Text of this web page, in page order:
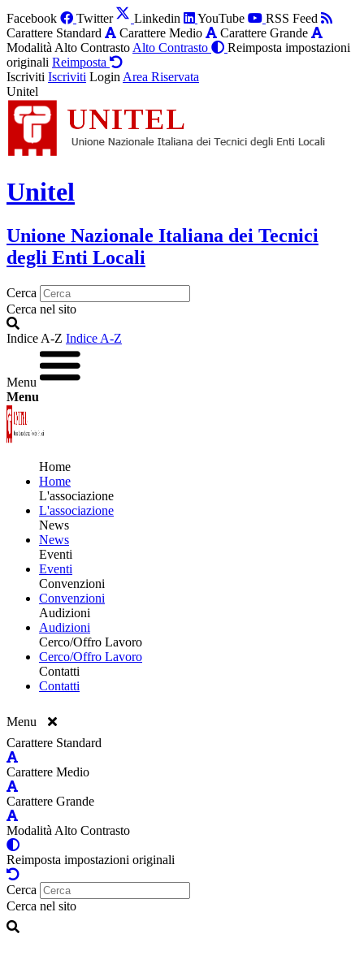
Facebook Twitter Linkedin YouTube
RSS Feed
Carattere Standard
Carattere Medio
Carattere Grande
Modalità Alto Contrasto Alto Contrasto
Reimposta impostazioni
originali Reimposta
Iscriviti Iscriviti Login Area Riservata
Unitel
Unitel
Unione Nazionale Italiana dei Tecnici
degli Enti Locali
Cerca
Cerca nel sito
Indice A-Z Indice A-Z
Menu
Menu
Home
Home
L'associazione
L'associazione
News
News
Eventi
Eventi
Convenzioni
Convenzioni
Audizioni
Audizioni
Cerco/Offro Lavoro
Cerco/Offro Lavoro
Contatti
Contatti
Menu
Carattere Standard
Carattere Medio
Carattere Grande
Modalità Alto Contrasto
Reimposta impostazioni originali
Cerca
Cerca nel sito